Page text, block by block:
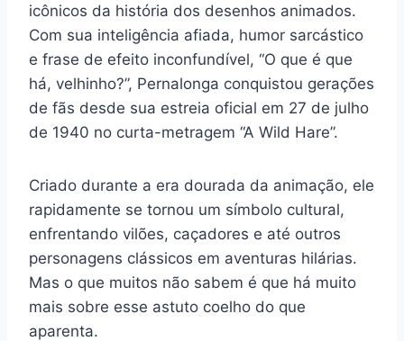
icônicos da história dos desenhos animados.
Com sua inteligência afiada, humor sarcástico
e frase de efeito inconfundível, “O que é que
há, velhinho?”, Pernalonga conquistou gerações
de fãs desde sua estreia oficial em 27 de julho
de 1940 no curta-metragem “A Wild Hare”.
Criado durante a era dourada da animação, ele
rapidamente se tornou um símbolo cultural,
enfrentando vilões, caçadores e até outros
personagens clássicos em aventuras hilárias.
Mas o que muitos não sabem é que há muito
mais sobre esse astuto coelho do que
aparenta.